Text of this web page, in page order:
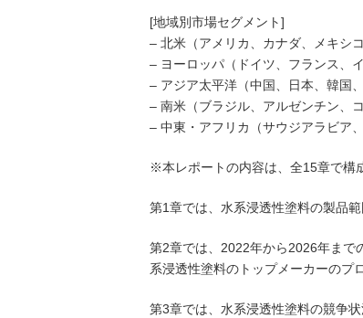
[地域別市場セグメント]
– 北米（アメリカ、カナダ、メキシコ
– ヨーロッパ（ドイツ、フランス、
– アジア太平洋（中国、日本、韓国
– 南米（ブラジル、アルゼンチン、
– 中東・アフリカ（サウジアラビア
※本レポートの内容は、全15章で構
第1章では、水系浸透性塗料の製品
第2章では、2022年から2026年まで
系浸透性塗料のトップメーカーのプ
第3章では、水系浸透性塗料の競争